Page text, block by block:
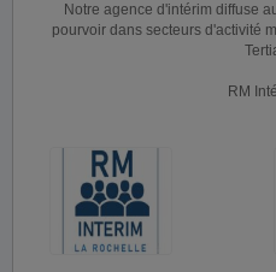
Notre agence d'intérim diffuse
pourvoir dans secteurs d'activité
RM